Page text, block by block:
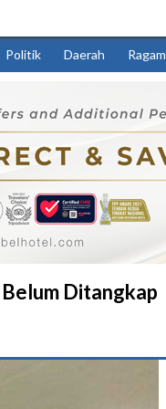
Politik Daerah Ragam
Ditangkap